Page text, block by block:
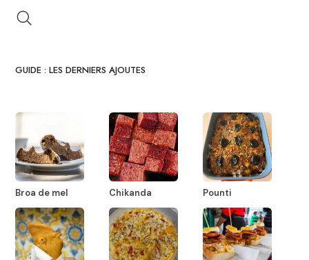
GUIDE : LES DERNIERS AJOUTES
Broa de mel Chikanda Pounti